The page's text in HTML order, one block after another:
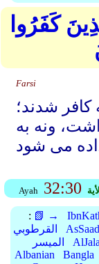
كَفَرُوا
Farsi
کافر شدند؛
ونه به
Ayah 32:30 الأية
: 📗 →
القرطوبي
الميسر
Albanian
Bangla